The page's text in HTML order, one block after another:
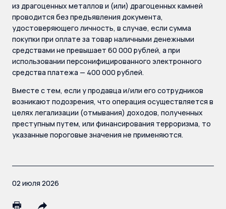
из драгоценных металлов и (или) драгоценных камней
проводится без предъявления документа,
удостоверяющего личность, в случае, если сумма
покупки при оплате за товар наличными денежными
средствами не превышает 60 000 рублей, а при
использовании персонифицированного электронного
средства платежа — 400 000 рублей.
Вместе с тем, если у продавца и/или его сотрудников
возникают подозрения, что операция осуществляется в
целях легализации (отмывания) доходов, полученных
преступным путем, или финансирования терроризма, то
указанные пороговые значения не применяются.
02 июля 2026